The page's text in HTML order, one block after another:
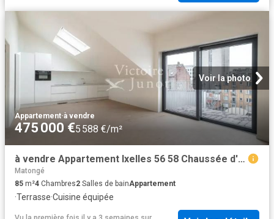
Voir la photo
Appartement·à vendre
475 000 €5 588 €/m²
à vendre Appartement Ixelles 56 58 Chaussée d'Ixelles
Matongé
85 m²4 Chambres2 Salles de bainAppartement
·Terrasse·Cuisine équipée